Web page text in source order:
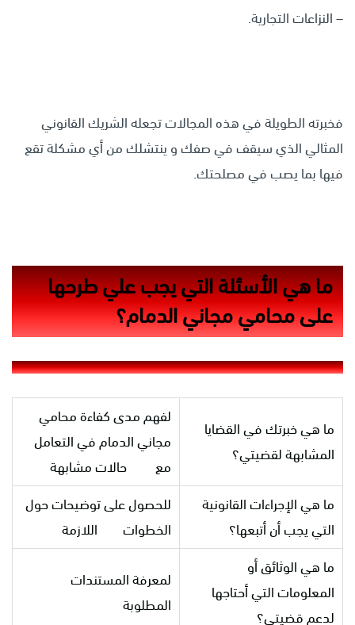
– النزاعات التجارية.
فخبرته الطويلة في هذه المجالات تجعله الشريك القانوني
المثالي الذي سيقف في صفك و ينتشلك من أي مشكلة تقع
فيها بما يصب في مصلحتك.
ما هي الأسئلة التي يجب علي طرحها
على محامي مجاني الدمام؟
ما هي خبرتك في القضايا
المشابهة لقضيتي؟
لفهم مدى كفاءة محامي
مجاني الدمام في التعامل
مع حالات مشابهة
ما هي الإجراءات القانونية
التي يجب أن أتبعها؟
للحصول على توضيحات حول
الخطوات اللازمة
ما هي الوثائق أو
المعلومات التي أحتاجها
لدعم قضيتي؟
لمعرفة المستندات
المطلوبة